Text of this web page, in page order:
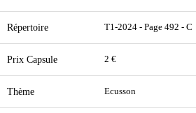
Répertoire T1-2024 - Page 492 - C
Prix Capsule 2 €
Thème Ecusson